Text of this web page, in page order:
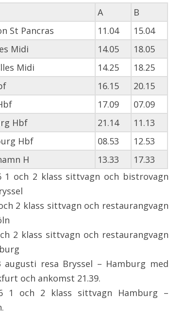
A
B
St Pancras
11.04
15.04
Midi
14.05
18.05
Midi
14.25
18.25
16.15
20.15
17.09
07.09
Hbf
21.14
11.13
Hbf
08.53
12.53
H
13.33
17.33
1 och 2 klass sittvagn och bistrovagn
2 klass sittvagn och restaurangvagn
2 klass sittvagn och restaurangvagn
augusti resa Bryssel – Hamburg med
och ankomst 21.39.
och 2 klass sittvagn Hamburg –